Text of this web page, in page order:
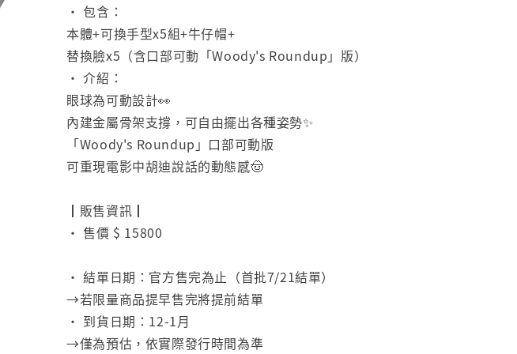
• 包含：
本體+可換手型x5組+牛仔帽+
替換臉x5（含口部可動「Woody's Roundup」版）
• 介紹：
眼球為可動設計👀
內建金屬骨架支撐，可自由擺出各種姿勢✨
「Woody's Roundup」口部可動版
可重現電影中胡迪說話的動態感🤠
┃販售資訊┃
• 售價 $ 15800
• 結單日期：官方售完為止（首批7/21結單）
→若限量商品提早售完將提前結單
• 到貨日期：12-1月
→僅為預估，依實際發行時間為準